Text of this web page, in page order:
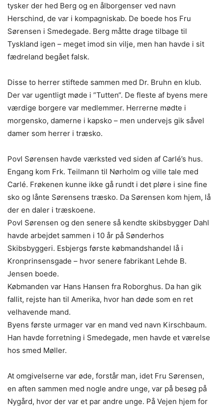
tysker der hed Berg og en ålborgenser ved navn
Herschind, de var i kompagniskab. De boede hos Fru
Sørensen i Smedegade. Berg måtte drage tilbage til
Tyskland igen – meget imod sin vilje, men han havde i sit
fædreland begået falsk.
Disse to herrer stiftede sammen med Dr. Bruhn en klub.
Der var ugentligt møde i ”Tutten“. De fleste af byens mere
værdige borgere var medlemmer. Herrerne mødte i
morgensko, damerne i kapsko – men undervejs gik såvel
damer som herrer i træsko.
Povl Sørensen havde værksted ved siden af Carlé’s hus.
Engang kom Frk. Teilmann til Nørholm og ville tale med
Carlé. Frøkenen kunne ikke gå rundt i det pløre i sine fine
sko og lånte Sørensens træsko. Da Sørensen kom hjem, lå
der en daler i træskoene.
Povl Sørensen og den senere så kendte skibsbygger Dahl
havde arbejdet sammen i 10 år på Sønderhos
Skibsbyggeri. Esbjergs første købmandshandel lå i
Kronprinsensgade – hvor senere fabrikant Lehde B.
Jensen boede.
Købmanden var Hans Hansen fra Roborghus. Da han gik
fallit, rejste han til Amerika, hvor han døde som en ret
velhavende mand.
Byens første urmager var en mand ved navn Kirschbaum.
Han havde forretning i Smedegade, men havde et værelse
hos smed Møller.
At omgivelserne var øde, forstår man, idet Fru Sørensen,
en aften sammen med nogle andre unge, var på besøg på
Nygård, hvor der var et par andre unge. På Vejen hjem for